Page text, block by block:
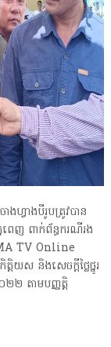
ហ្វាងបីរូបត្រូវបាន
ពេញ ពាក់ព័ន្ធករណីរង
TV Online
យស និងសេចក្ដីថ្លៃថ្នូរ
២២ តាមបញ្ញត្តិ